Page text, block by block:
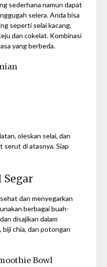
sederhana namun dapat
selera. Anda bisa
seperti selai kacang,
dan cokelat. Kombinasi
yang berbeda.
oleskan selai, dan
serut di atasnya. Siap
dan menyegarkan
berbagai buah-
disajikan dalam
biji chia, dan potongan
Bowl